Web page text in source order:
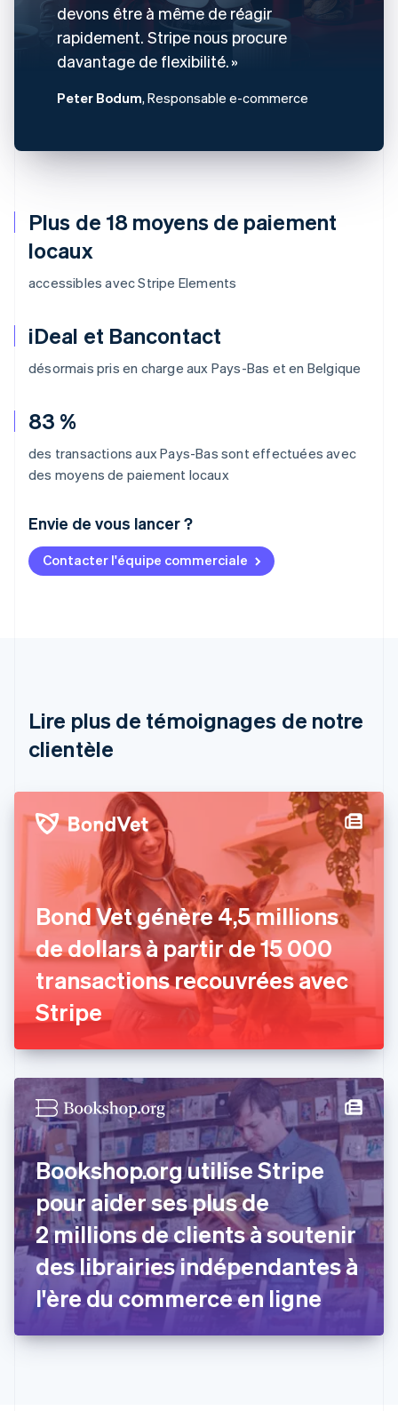
Plus de 18 moyens de paiement
locaux
accessibles avec Stripe Elements
iDeal et Bancontact
désormais pris en charge aux Pays-Bas et en Belgique
83 %
des transactions aux Pays-Bas sont effectuées avec
des moyens de paiement locaux
Envie de vous lancer ?
Contacter l'équipe commerciale
devons être à même de réagir
rapidement. Stripe nous procure
davantage de flexibilité.
Peter Bodum, Responsable e-commerce
Lire plus de témoignages de notre
clientèle
Bond Vet génère 4,5 millions
de dollars à partir de 15 000
transactions recouvrées avec
Stripe
Bookshop.org utilise Stripe
pour aider ses plus de
2 millions de clients à soutenir
des librairies indépendantes à
l'ère du commerce en ligne
Allemagne
Brésil
PortuguêsEnglish
Bulgarie
Français
Chine continentale
简体中文English
Chypre
English
Croatie
EnglishItaliano
Danemark
English
Émirats arabes unis
English
Espagne
EspañolEnglish
English
États-Unis
English 简体中文
Finlande
English Svenska
France
Français English
Gibraltar
English
Grèce
English
Hongrie
English
Inde
English
English